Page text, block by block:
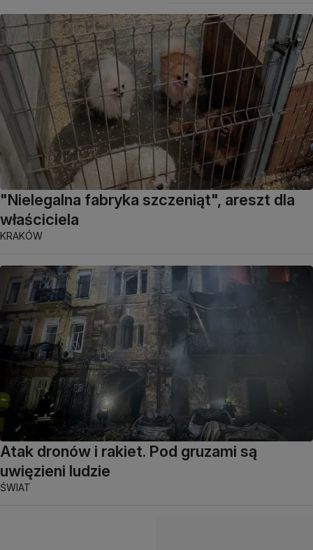
"Nielegalna fabryka szczeniąt", areszt dla
właściciela
KRAKÓW
Atak dronów i rakiet. Pod gruzami są
uwięzieni ludzie
ŚWIAT